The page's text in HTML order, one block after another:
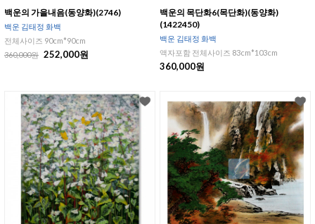
백운의 가을내음(동양화)(2746)
백운 김태정 화백
전체사이즈 90cm*90cm
360,000원 252,000원
백운의 목단화6(목단화)(동양화)
(1422450)
백운 김태정 화백
액자포함 전체사이즈 83cm*103cm
360,000원